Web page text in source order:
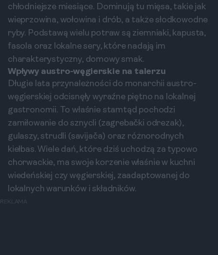
chłodniejsze miesiące. Dominują tu mięsa, takie jak
wieprzowina, wołowina i drób, a także słodkowodne
ryby. Podstawą wielu potraw są ziemniaki, kapusta,
fasola oraz lokalne sery, które nadają im
charakterystyczny, domowy smak.
Wpływy austro-węgierskie na talerzu
Długie lata przynależności do monarchii austro-
węgierskiej odcisnęły wyraźne piętno na lokalnej
gastronomii. To właśnie stamtąd pochodzi
zamiłowanie do sznycli (zagrebački odrezak),
gulaszy, strudli (savijača) oraz różnorodnych
kiełbas. Wiele dań, które dziś uchodzą za typowo
chorwackie, ma swoje korzenie właśnie w kuchni
wiedeńskiej czy węgierskiej, zaadaptowanej do
lokalnych warunków i składników.
REKLAMA